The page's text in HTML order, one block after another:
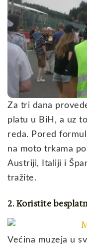
Za tri dana
platu u BiH, a uz
reda. Pored
na moto trkama
Austriji, Italiji i
tražite.
2. Koristite
Većina muzeja u